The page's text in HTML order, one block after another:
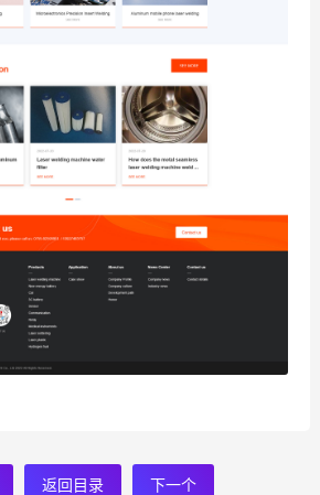
返回目录 下一个